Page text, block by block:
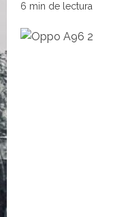
6 min de lectura